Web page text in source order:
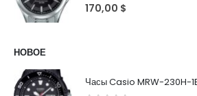
0out of 5
170,00 $
НОВОЕ
Часы Casio MRW-230H-